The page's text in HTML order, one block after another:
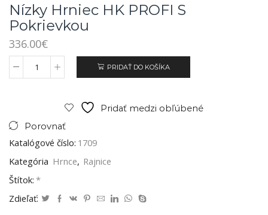
Nízky Hrniec HK PROFI S
Pokrievkou
336.00€
PRIDAŤ DO KOŠÍKA
Pridať medzi obľúbené
Porovnať
Katalógové číslo: 1709
Kategória Hrnce, Rajnice
Štítok: *
Zdieľať: